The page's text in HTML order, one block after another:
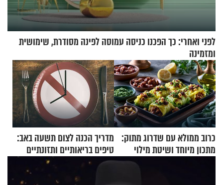
לפני ואחרי: כך הפכנו כניסה עמוסה לפינה מסודרת, שימושית
ומזמינה
כרוב ממולא עם שדרוג מתוק:
מתכון מיוחד ושיטת מילוי
מדריך הכנה לצום תשעה באב:
טיפים בריאותיים ותזונתיים
לשמירה על הגוף